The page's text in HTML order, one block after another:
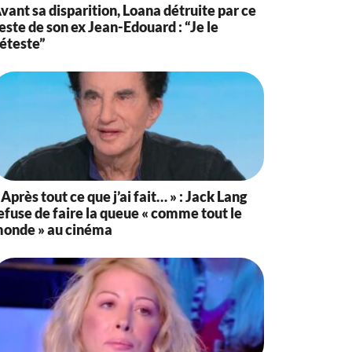
sa disparition, Loana détruite par ce
de son ex Jean-Edouard : “Je le
Après tout ce que j’ai fait… » : Jack Lang
de faire la queue « comme tout le
» au cinéma